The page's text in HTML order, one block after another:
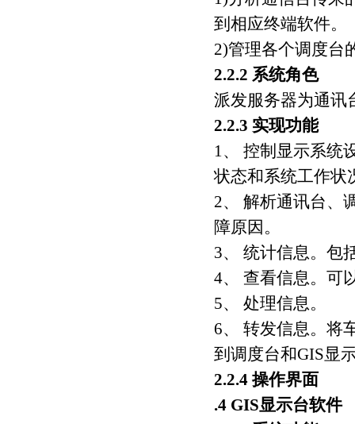
到相应终端软件。
2)管理各个调度台
2.2.2 系统角色
派发服务器为通讯
2.2.3 实现功能
1、 控制显示系统
状态和系统工作状
2、 解析通讯台、
障原因。
3、 统计信息。包
4、 查看信息。可
5、 处理信息。
6、 转发信息。将
到调度台和GIS显
2.2.4 操作界面
.4 GIS显示台软件